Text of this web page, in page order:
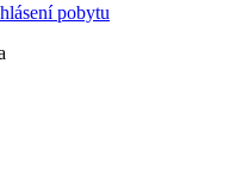
pobytu